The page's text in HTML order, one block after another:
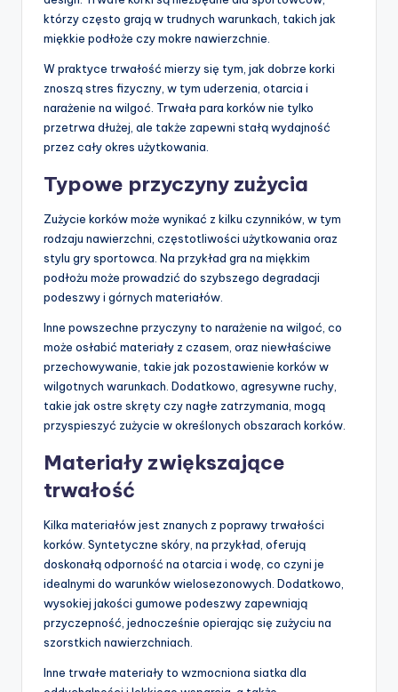
którzy często grają w trudnych warunkach, takich jak
miękkie podłoże czy mokre nawierzchnie.
W praktyce trwałość mierzy się tym, jak dobrze korki
znoszą stres fizyczny, w tym uderzenia, otarcia i
narażenie na wilgoć. Trwała para korków nie tylko
przetrwa dłużej, ale także zapewni stałą wydajność
przez cały okres użytkowania.
Typowe przyczyny zużycia
Zużycie korków może wynikać z kilku czynników, w tym
rodzaju nawierzchni, częstotliwości użytkowania oraz
stylu gry sportowca. Na przykład gra na miękkim
podłożu może prowadzić do szybszego degradacji
podeszwy i górnych materiałów.
Inne powszechne przyczyny to narażenie na wilgoć, co
może osłabić materiały z czasem, oraz niewłaściwe
przechowywanie, takie jak pozostawienie korków w
wilgotnych warunkach. Dodatkowo, agresywne ruchy,
takie jak ostre skręty czy nagłe zatrzymania, mogą
przyspieszyć zużycie w określonych obszarach korków.
Materiały zwiększające
trwałość
Kilka materiałów jest znanych z poprawy trwałości
korków. Syntetyczne skóry, na przykład, oferują
doskonałą odporność na otarcia i wodę, co czyni je
idealnymi do warunków wielosezonowych. Dodatkowo,
wysokiej jakości gumowe podeszwy zapewniają
przyczepność, jednocześnie opierając się zużyciu na
szorstkich nawierzchniach.
Inne trwałe materiały to wzmocniona siatka dla